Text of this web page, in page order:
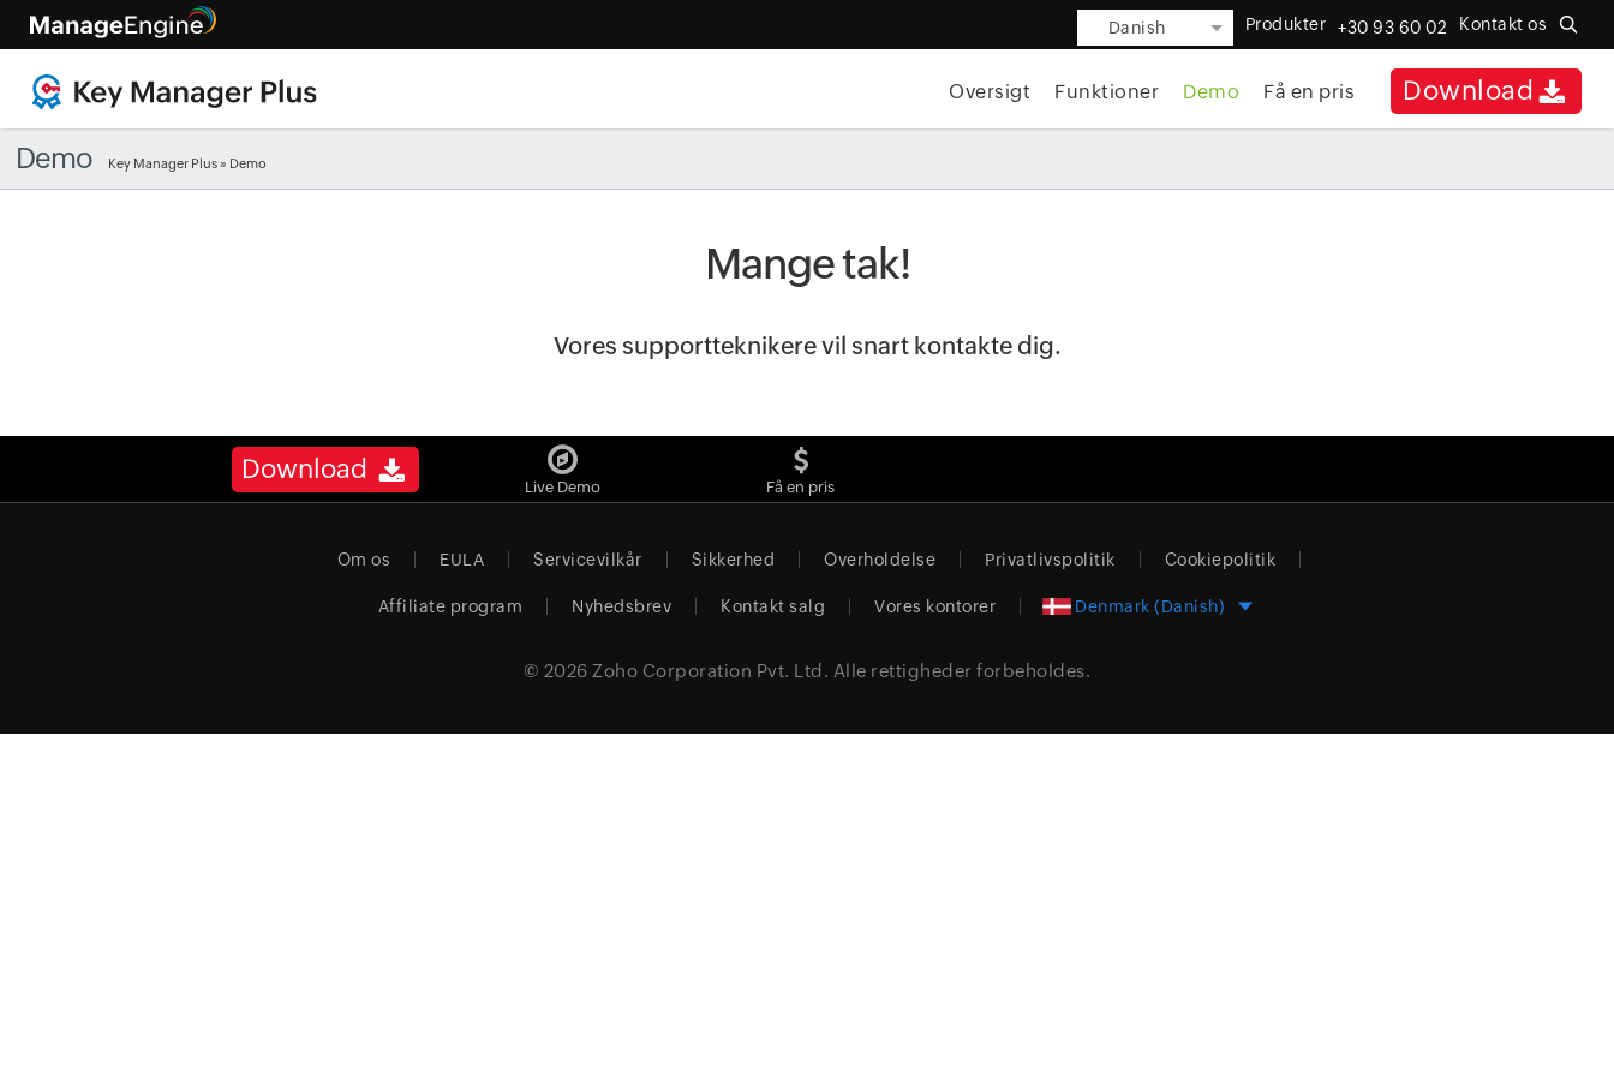
Danish Produkter +30 93 60 02 Kontakt os
Download
Oversigt Funktioner Demo Få en pris
Demo Key Manager Plus » Demo
Mange tak!
Vores supportteknikere vil snart kontakte dig.
Download
Live Demo Få en pris
Om os EULA Servicevilkår Sikkerhed Overholdelse Privatlivspolitik Cookiepolitik
Affiliate program Nyhedsbrev Kontakt salg Vores kontorer Denmark (Danish)
© 2026 Zoho Corporation Pvt. Ltd. Alle rettigheder forbeholdes.